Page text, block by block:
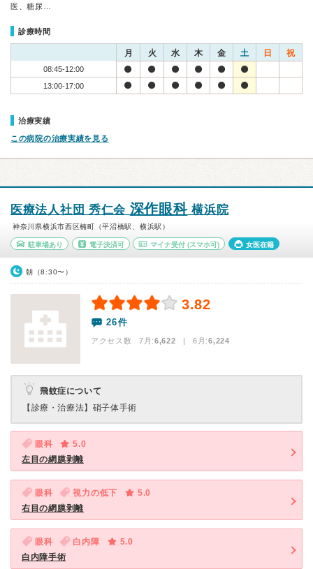
医、糖尿…
診療時間
月 火 水 木 金 土 日 祝
08:45-12:00
13:00-17:00
治療実績
この病院の治療実績を見る
医療法人社団 秀仁会 深作眼科横浜院
神奈川県横浜市西区楠町（平沼橋駅、横浜駅）
駐車場あり 電子決済可 マイナ受付 (スマホ可) 女医在籍
朝（8:30〜）
3.82
26件
アクセス数 7月:6,622 | 6月:6,224
飛蚊症について
【診療・治療法】 硝子体手術
眼科
5.0
左目の網膜剥離
眼科 視力の低下
5.0
右目の網膜剥離
眼科 白内障
5.0
白内障手術